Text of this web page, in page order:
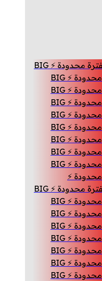
BIG SALE – خصم 33% لفترة محدودة ⚡ BIG
SALE – خصم 33% لفترة محدودة ⚡ BIG
SALE – خصم 33% لفترة محدودة ⚡ BIG
SALE – خصم 33% لفترة محدودة ⚡ BIG
SALE – خصم 33% لفترة محدودة ⚡ BIG
SALE – خصم 33% لفترة محدودة ⚡ BIG
SALE – خصم 33% لفترة محدودة ⚡ BIG
SALE – خصم 33% لفترة محدودة ⚡ BIG
SALE – خصم 33% لفترة محدودة ⚡ BIG
BIG SALE – خصم 33% لفترة محدودة ⚡ BIG
SALE – خصم 33% لفترة محدودة ⚡ BIG
SALE – خصم 33% لفترة محدودة ⚡ BIG
SALE – خصم 33% لفترة محدودة ⚡ BIG
SALE – خصم 33% لفترة محدودة ⚡ BIG
SALE – خصم 33% لفترة محدودة ⚡ BIG
SALE – خصم 33% لفترة محدودة ⚡ BIG
SALE – خصم 33% لفترة محدودة ⚡ BIG